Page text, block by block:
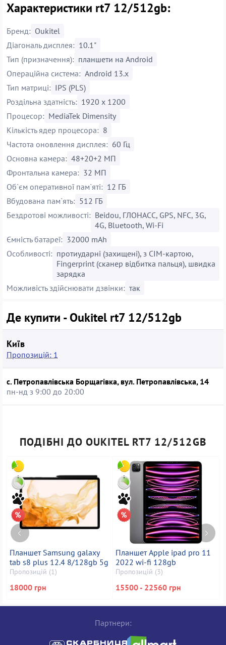
Характеристики rt7 12/512gb:
Бренд: Oukitel
Діагональ дисплея: 10.1"
Тип (призначення): планшети на Android
Операційна система: Android 13.x
Тип матриці: IPS (PLS)
Роздільна здатність: 1920 х 1200
Процесор: MediaTek Dimensity
Кількість ядер процесора: 8
Частота оновлення дисплея: 60 Гц
Основна камера: 48+20+2 МП
Фронтальна камера: 32 МП
Об`єм оперативної пам`яті: 12 ГБ
Вбудована пам`ять: 512 ГБ
Бездротові можливості: Beidou, ГЛОНАСС, GPS, NFC, 3G,
4G, Bluetooth, Wi-Fi
Ємність батареї: 32000 mAh
Особливості: протиударні (захищені), з СІМ-картою,
Fingerprint (сканер відбитка пальця), швидка
зарядка
Можливість здійснювати дзвінки: так
Де купити - Oukitel rt7 12/512gb
Київ
Пропозицій: 1
с. Петропавлівська Борщагівка, вул. Петропавлівська, 14
пн-нд з 9:00 до 20:00
ПОДІБНІ ДО OUKITEL RT7 12/512GB
Планшет Samsung galaxy
tab s8 plus 12.4 8/128gb 5g
Пропозицій (1)
18000 грн
Планшет Apple ipad pro 11
2022 wi-fi 128gb
Пропозицій (3)
15500 - 22560 грн
Партнери: